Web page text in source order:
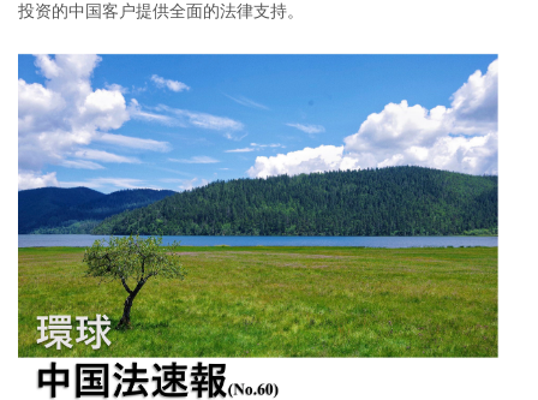
投资的中国客户提供全面的法律支持。